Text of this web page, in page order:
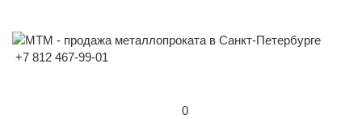
+7 812 467-99-01
0